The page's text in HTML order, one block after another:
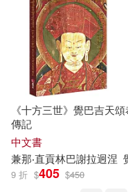
弗雷德里克．巴斯
張嘉驊(2)
張海(2) 張
墨刻(4)
大謙文化事業有
天津人民出版社(4)
太古國際(4)
安徽美術出版社(4)
《十方三世》覺巴吉天
傳記
中文書
兼那‧直貢林巴謝拉迥涅 覺巴
9 折 $405 $450